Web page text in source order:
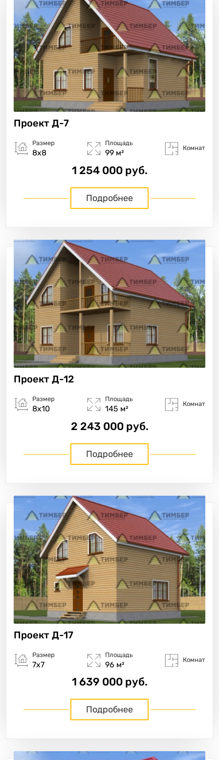
Проект Д-7
Размер
8х8
Площадь
99 м²
Комнат
1 254 000 руб.
Подробнее
Проект Д-12
Размер
8х10
Площадь
145 м²
Комнат
2 243 000 руб.
Подробнее
Проект Д-17
Размер
7х7
Площадь
96 м²
Комнат
1 639 000 руб.
Подробнее